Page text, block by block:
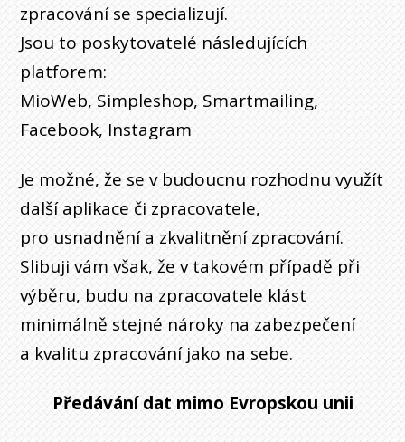
zpracování se specializují.
Jsou to poskytovatelé následujících
platforem:
MioWeb, Simpleshop, Smartmailing,
Facebook, Instagram
Je možné, že se v budoucnu rozhodnu využít
další aplikace či zpracovatele,
pro usnadnění a zkvalitnění zpracování.
Slibuji vám však, že v takovém případě při
výběru, budu na zpracovatele klást
minimálně stejné nároky na zabezpečení
a kvalitu zpracování jako na sebe.
Předávání dat mimo Evropskou unii